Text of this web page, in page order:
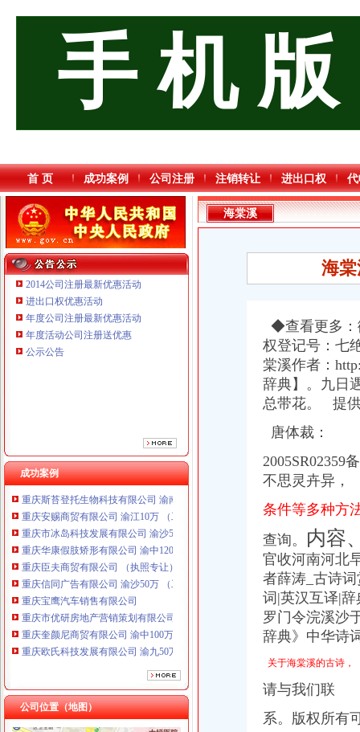
手 机 版
首 页 成功案例 公司注册 注销转让 进出口权
2014公司注册最新优惠活动
进出口权优惠活动
年度公司注册最新优惠活动
年度活动公司注册送优惠
公示公告
成功案例
重庆奎颜尼商贸有限公司 渝中100万 （工商注册）
重庆欧氏科技发展有限公司 渝九50万 （进出口权）
重庆金品科技有限公司 渝南100万 （进出口权）
重庆斯苔登托生物科技有限公司 渝南10万 （工商注册）
重庆安赐商贸有限公司 渝江10万 （工商注册）
重庆市冰岛科技发展有限公司 渝沙50万 （进出口权）
重庆华康假肢矫形有限公司 渝中120万 （增资）
重庆臣夫商贸有限公司 （执照专让）
重庆信同广告有限公司 渝沙50万 （工商注册）
重庆宝鹰汽车销售有限公司
重庆市优研房地产营销策划有限公司
重庆奎颜尼商贸有限公司 渝中100万 （工商注册）
重庆欧氏科技发展有限公司 渝九50万 （进出口权）
重庆金品科技有限公司 渝南100万 （进出口权）
重庆斯苔登托生物科技有限公司 渝南10万 （工商注册）
重庆安赐商贸有限公司 渝江10万 （工商注册）
重庆市冰岛科技发展有限公司 渝沙50万 （进出口权）
公司位置（地图）
海棠溪
海
◆查看更多：
权登记号：七
棠溪作者：
辞典】。九日
总带花。 提
唐体裁：
2005SR02359
不思灵卉异，
条件等多种方
查询。 内容
官收河南河北
者薛涛_古诗
词|英汉互译|
罗门令浣溪沙
辞典》中华诗
关于海棠溪的古诗，
请与我们联
系。版权所有